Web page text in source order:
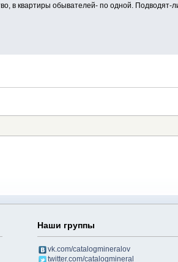
в квартиры обывателей- по одной. Подводят-
Наши группы
vk.com/catalogmineralov
twitter.com/catalogmineral